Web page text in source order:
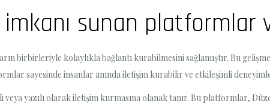
imkanı sunan platformlar
birbirleriyle kolaylıkla bağlantı kurabilmesini sağlamıştır. Bu
sayesinde insanlar anında iletişim kurabilir ve etkileşimli
yazılı olarak iletişim kurmasına olanak tanır. Bu platformlar,